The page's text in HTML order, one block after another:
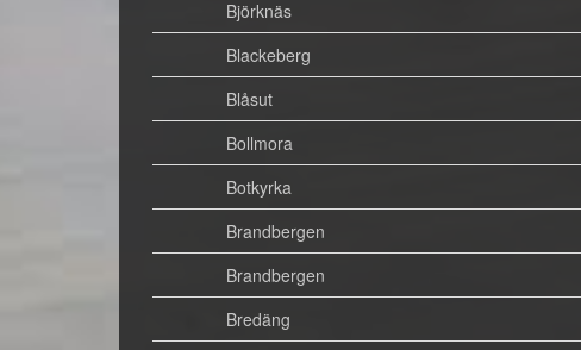
Björknäs
Blackeberg
Blåsut
Bollmora
Botkyrka
Brandbergen
Brandbergen
Bredäng